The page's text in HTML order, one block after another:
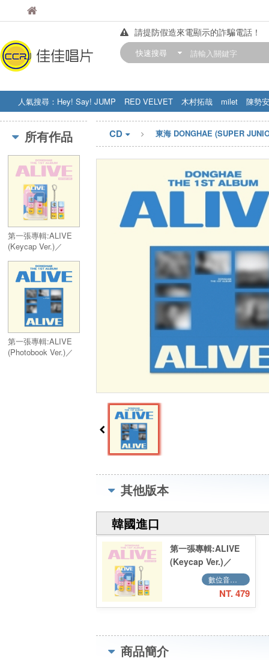
佳佳唱片
請提防假造來電顯示的詐騙電話！
【中華門市營業時間調整公告】
快速搜尋
人氣搜尋： Hey! Say! JUMP RED VELVET 木村拓哉 milet
陳勢安
STRAY KIDS
盧廣仲 周杰伦
所有作品
第一張專輯:ALIVE
(Keycap Ver.)／
(Keycap Ver.)
第一張專輯:ALIVE
(Photobook Ver.)／
CD 東海 DONGHAE (SUPER
其他版本
韓國進口
第一張專輯:ALIVE
(Keycap Ver.)／
Vol.1:ALIVE
(Keycap Ver.)
數位音樂QR CODE
NT. 479
商品簡介